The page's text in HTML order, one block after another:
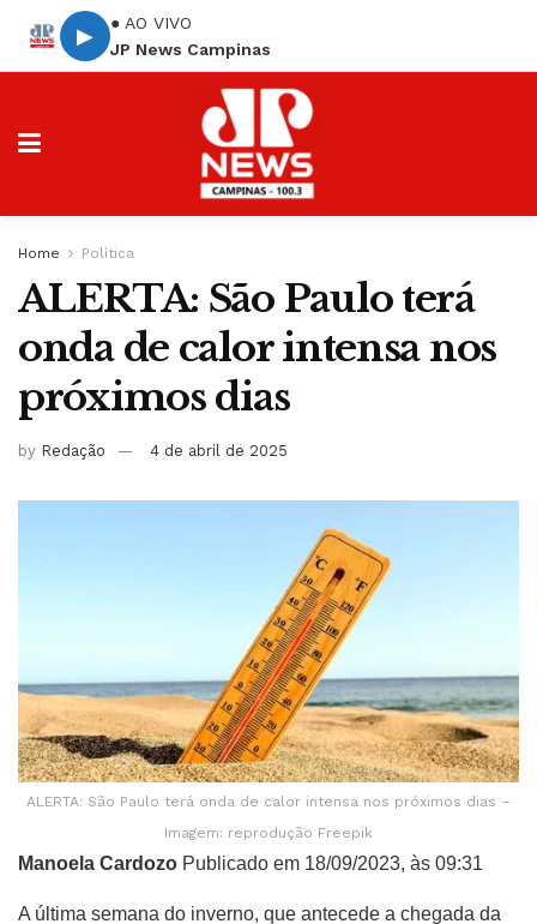
▶
● AO VIVO
JP News Campinas
Home Política
ALERTA: São Paulo terá
onda de calor intensa nos
próximos dias
by Redação 4 de abril de 2025
ALERTA: São Paulo terá onda de calor intensa nos próximos dias –
Imagem: reprodução Freepik
Manoela Cardozo Publicado em 18/09/2023, às 09:31
A última semana do inverno, que antecede a chegada da